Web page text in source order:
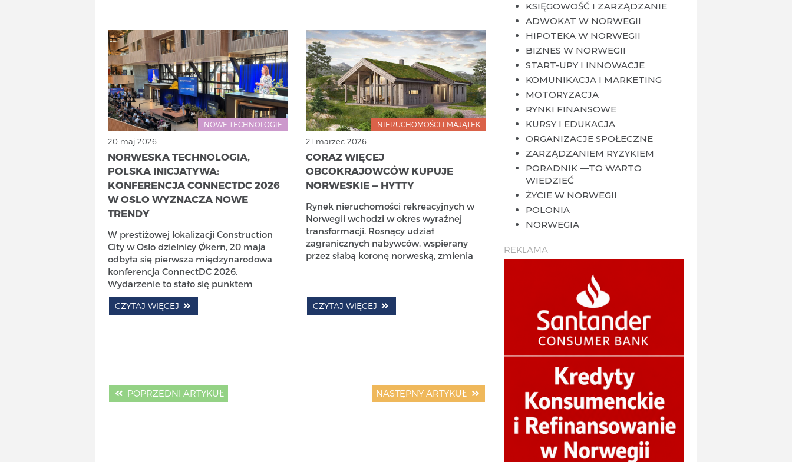
NOWE TECHNOLOGIE
20 maj 2026
NORWESKA TECHNOLOGIA,
POLSKA INICJATYWA:
KONFERENCJA CONNECTDC 2026
W OSLO WYZNACZA NOWE
TRENDY
W prestiżowej lokalizacji Construction
City w Oslo dzielnicy Økern, 20 maja
odbyła się pierwsza międzynarodowa
konferencja ConnectDC 2026.
Wydarzenie to stało się punktem
CZYTAJ WIĘCEJ
NIERUCHOMOŚCI I MAJĄTEK
21 marzec 2026
CORAZ WIĘCEJ
OBCOKRAJOWCÓW KUPUJE
NORWESKIE — HYTTY
Rynek nieruchomości rekreacyjnych w
Norwegii wchodzi w okres wyraźnej
transformacji. Rosnący udział
zagranicznych nabywców, wspierany
przez słabą koronę norweską, zmienia
CZYTAJ WIĘCEJ
POPRZEDNI ARTYKUŁ NASTĘPNY ARTYKUŁ
KSIĘGOWOŚĆ I ZARZĄDZANIE
ADWOKAT W NORWEGII
HIPOTEKA W NORWEGII
BIZNES W NORWEGII
START-UPY I INNOWACJE
KOMUNIKACJA I MARKETING
MOTORYZACJA
RYNKI FINANSOWE
KURSY I EDUKACJA
ORGANIZACJE SPOŁECZNE
ZARZĄDZANIEM RYZYKIEM
PORADNIK —TO WARTO
WIEDZIEĆ
ŻYCIE W NORWEGII
POLONIA
NORWEGIA
REKLAMA